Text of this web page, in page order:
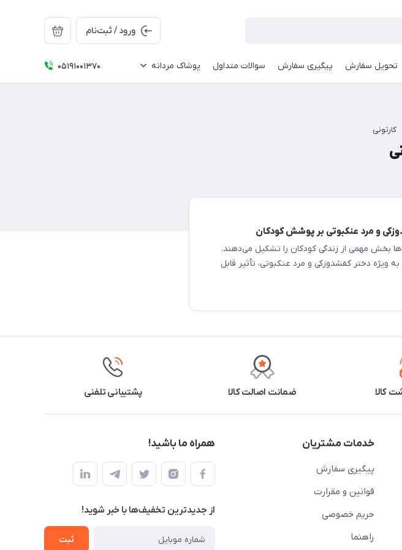
ورود / ثبت‌نام
تحویل سفارش پیگیری سفارش سوالات متداول پوشاک مردانه 05191001370
کارتونی
و مرد عنکبوتی بر پوشش کودکان
بخش مهمی از زندگی کودکان را تشکیل می‌دهند.
دختر کفشدوزکی و مرد عنکبوتی، تأثیر قابل
کالا ضمانت اصالت کالا پشتیبانی تلفنی
خدمات مشتریان
پیگیری سفارش
قوانین و مقرارت
حریم خصوصی
راهنما
همراه ما باشید!
از جدید‌ترین تخفیف‌ها با‌ خبر شوید!
ثبت